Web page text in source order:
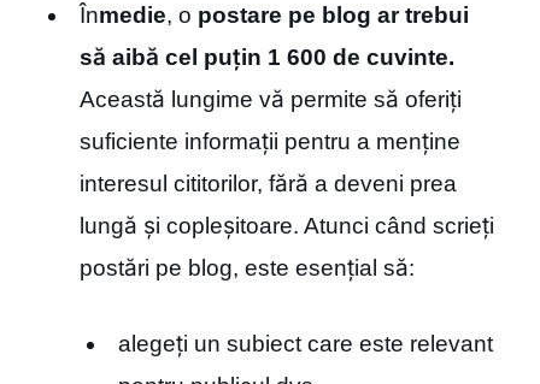
Înmedie, o postare pe blog ar trebui
să aibă cel puțin 1 600 de cuvinte.
Această lungime vă permite să oferiți
suficiente informații pentru a menține
interesul cititorilor, fără a deveni prea
lungă și copleșitoare. Atunci când scrieți
postări pe blog, este esențial să:
alegeți un subiect care este relevant